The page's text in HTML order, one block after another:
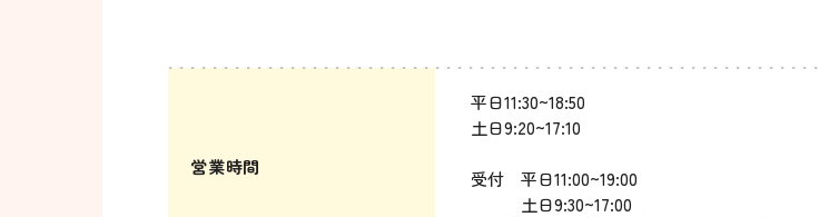
営業時間
平日11:30~18:50
土日9:20~17:10
受付 平日11:00~19:00
土日9:30~17:00